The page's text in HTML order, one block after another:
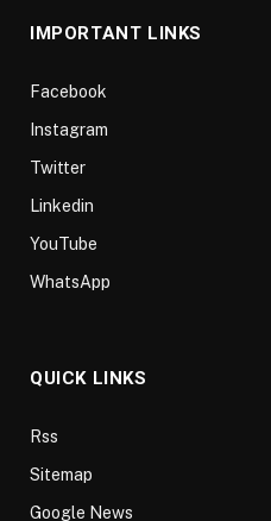
IMPORTANT LINKS
Facebook
Instagram
Twitter
Linkedin
YouTube
WhatsApp
QUICK LINKS
Rss
Sitemap
Google News